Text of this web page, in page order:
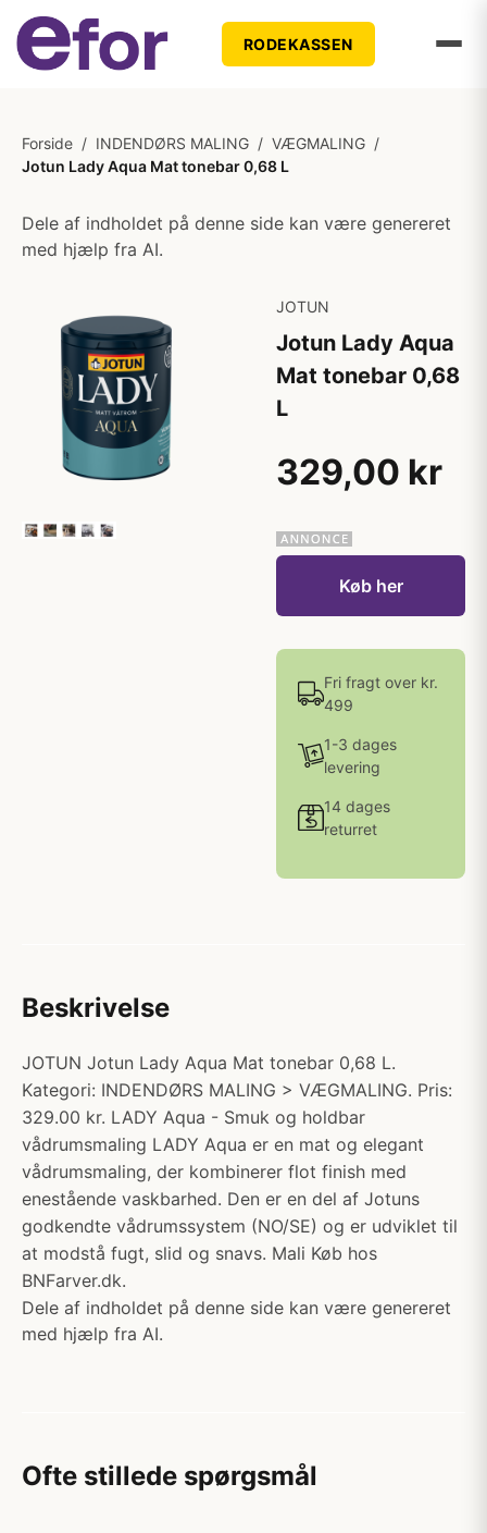
RODEKASSEN
Forside / INDENDØRS MALING / VÆGMALING /
Jotun Lady Aqua Mat tonebar 0,68 L
Dele af indholdet på denne side kan være genereret
med hjælp fra AI.
JOTUN
Jotun Lady Aqua
Mat tonebar 0,68
L
329,00 kr
Køb her
Fri fragt over kr.
499
1-3 dages
levering
14 dages
returret
Beskrivelse
JOTUN Jotun Lady Aqua Mat tonebar 0,68 L.
Kategori: INDENDØRS MALING > VÆGMALING. Pris:
329.00 kr. LADY Aqua - Smuk og holdbar
vådrumsmaling LADY Aqua er en mat og elegant
vådrumsmaling, der kombinerer flot finish med
enestående vaskbarhed. Den er en del af Jotuns
godkendte vådrumssystem (NO/SE) og er udviklet til
at modstå fugt, slid og snavs. Mali Køb hos
BNFarver.dk.
Dele af indholdet på denne side kan være genereret
med hjælp fra AI.
Ofte stillede spørgsmål